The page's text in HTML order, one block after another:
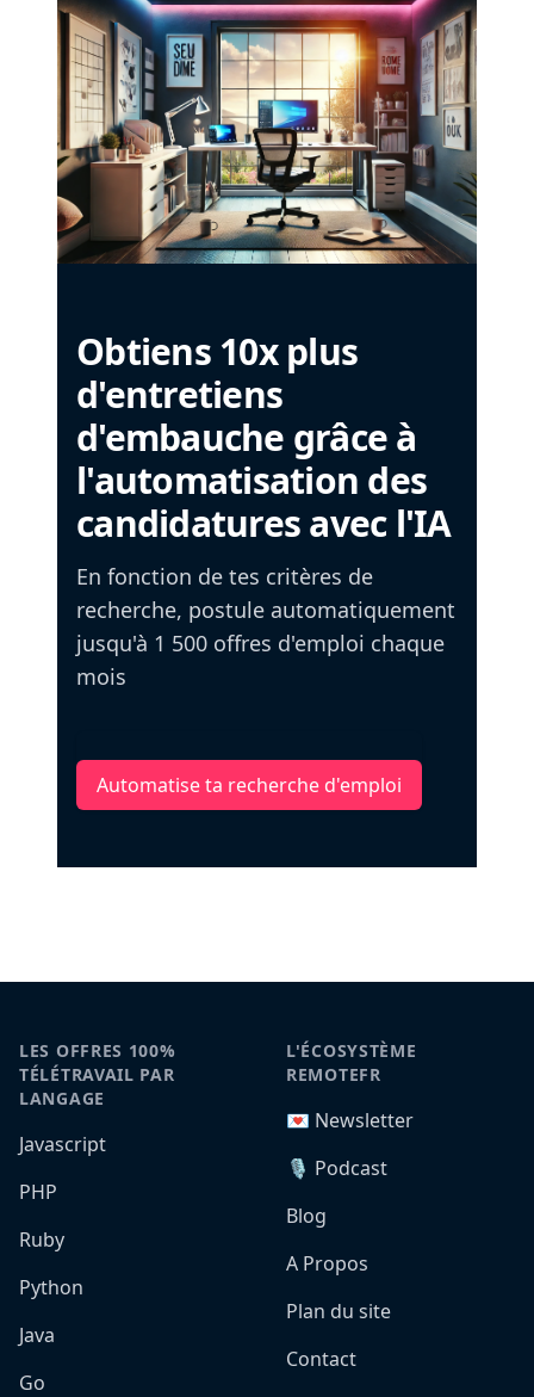
Obtiens 10x plus
d'entretiens
d'embauche grâce à
l'automatisation des
candidatures avec l'IA
En fonction de tes critères de
recherche, postule automatiquement
jusqu'à 1 500 offres d'emploi chaque
mois
Automatise ta recherche d'emploi
LES OFFRES 100%
TÉLÉTRAVAIL PAR
LANGAGE
Javascript
PHP
Ruby
Python
Java
Go
L'ÉCOSYSTÈME
REMOTEFR
💌 Newsletter
🎙️ Podcast
Blog
A Propos
Plan du site
Contact